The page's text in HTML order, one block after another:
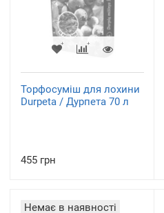
Торфосуміш для лохини
Durpeta / Дурпета 70 л
455 грн
Немає в наявності